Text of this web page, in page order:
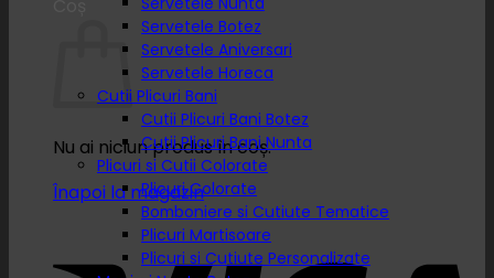
Nu ai niciun produs în coș.
Înapoi la magazin
Servetele Botez
Servetele Aniversari
Servetele Horeca
Cutii Plicuri Bani
Cutii Plicuri Bani Botez
Cutii Plicuri Bani Nunta
Plicuri si Cutii Colorate
Plicuri Colorate
Bomboniere si Cutiute Tematice
Plicuri Martisoare
Plicuri si Cutiute Personalizate